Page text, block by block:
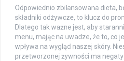
Odpowiednio zbilansowana dieta,
składniki odżywcze, to klucz do
Dlatego tak ważne jest, aby
menu, mając na uwadze, że to, co
wpływa na wygląd naszej skóry.
przetworzonej żywności ma